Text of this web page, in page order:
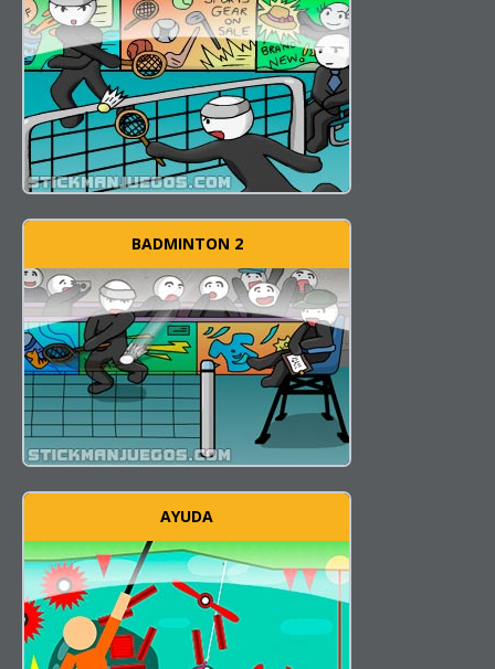
BADMINTON 2
AYUDA